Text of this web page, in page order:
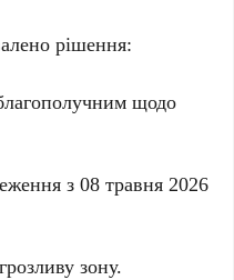
рішення:
щодо
з 08 травня 2026
зону.